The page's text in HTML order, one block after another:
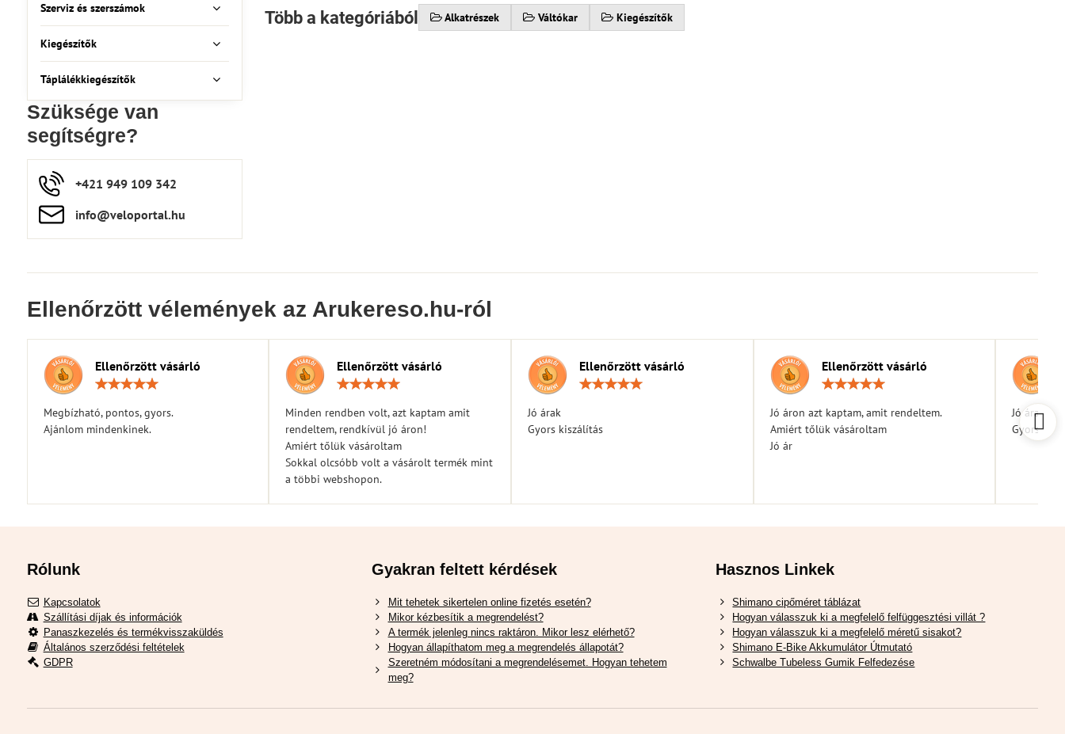
Több a kategóriából Alkatrészek Váltókar Kiegészítők
Szerviz és szerszámok
Kiegészítők
Táplálékkiegészítők
Szüksége van
segítségre?
+421 949 109 342
info​​@veloportal​.hu
Ellenőrzött vélemények az Arukereso.hu-ról
Ellenőrzött vásárló
Megbízható, pontos, gyors.
Ajánlom mindenkinek.
Ellenőrzött vásárló
/
5
Minden rendben volt, azt kaptam amit
rendeltem, rendkívül jó áron!
Amiért tőlük vásároltam
Sokkal olcsóbb volt a vásárolt termék mint
a többi webshopon.
Ellenőrzött vásárló
Jó árak
Gyors kiszálítás
Ellenőrzött vásárló
/
5
Jó áron azt kaptam, amit rendeltem.
Amiért tőlük vásároltam
Jó ár
Jó árak
Gyors
Rólunk
Kapcsolatok
Szállítási díjak és információk
Panaszkezelés és termékvisszaküldés
Általános szerződési feltételek
GDPR
Gyakran feltett kérdések
Mit tehetek sikertelen online fizetés esetén?
Mikor kézbesítik a megrendelést?
A termék jelenleg nincs raktáron. Mikor lesz elérhető?
Hogyan állapíthatom meg a megrendelés állapotát?
Szeretném módosítani a megrendelésemet. Hogyan tehetem
meg?
Hasznos Linkek
Shimano cipőméret táblázat
Hogyan válasszuk ki a megfelelő felfüggesztési villát ?
Hogyan válasszuk ki a megfelelő méretű sisakot?
Shimano E-Bike Akkumulátor Útmutató
Schwalbe Tubeless Gumik Felfedezése